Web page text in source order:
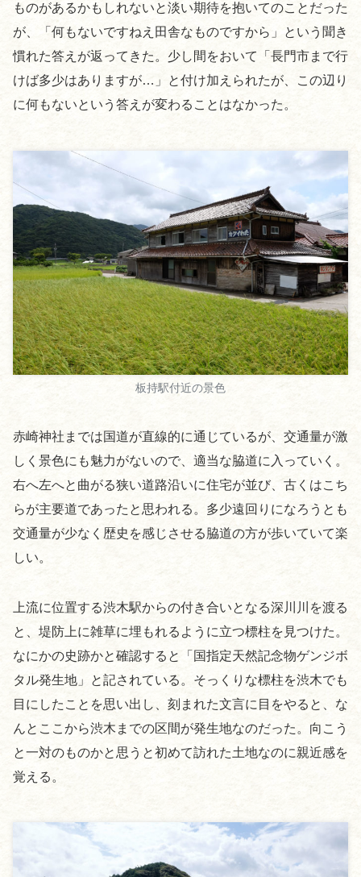
ものがあるかもしれないと淡い期待を抱いてのことだった
が、「何もないですねえ田舎なものですから」という聞き
慣れた答えが返ってきた。少し間をおいて「長門市まで行
けば多少はありますが…」と付け加えられたが、この辺り
に何もないという答えが変わることはなかった。
板持駅付近の景色
赤崎神社までは国道が直線的に通じているが、交通量が激
しく景色にも魅力がないので、適当な脇道に入っていく。
右へ左へと曲がる狭い道路沿いに住宅が並び、古くはこち
らが主要道であったと思われる。多少遠回りになろうとも
交通量が少なく歴史を感じさせる脇道の方が歩いていて楽
しい。
上流に位置する渋木駅からの付き合いとなる深川川を渡る
と、堤防上に雑草に埋もれるように立つ標柱を見つけた。
なにかの史跡かと確認すると「国指定天然記念物ゲンジボ
タル発生地」と記されている。そっくりな標柱を渋木でも
目にしたことを思い出し、刻まれた文言に目をやると、な
んとここから渋木までの区間が発生地なのだった。向こう
と一対のものかと思うと初めて訪れた土地なのに親近感を
覚える。